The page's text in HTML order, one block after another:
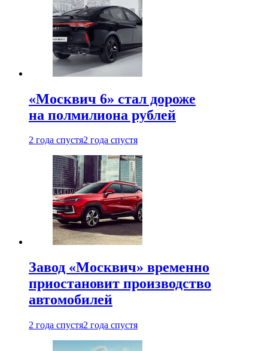
«Москвич 6» стал дороже
на полмилиона рублей
2 года спустя2 года спустя
Завод «Москвич» временно
приостановит производство
автомобилей
2 года спустя2 года спустя